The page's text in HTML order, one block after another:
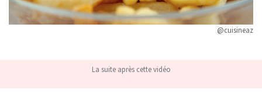
@cuisineaz
La suite après cette vidéo